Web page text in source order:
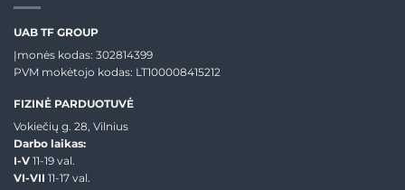
UAB TF GROUP
Įmonės kodas: 302814399
PVM mokėtojo kodas: LT100008415212
FIZINĖ PARDUOTUVĖ
Vokiečių g. 28, Vilnius
Darbo laikas:
I-V 11-19 val.
VI-VII 11-17 val.